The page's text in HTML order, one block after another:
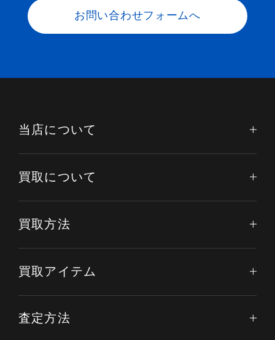
お問い合わせフォームへ
当店について
買取について
買取方法
買取アイテム
査定方法